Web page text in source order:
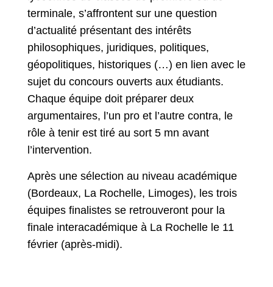
terminale, s’affrontent sur une question
d’actualité présentant des intérêts
philosophiques, juridiques, politiques,
géopolitiques, historiques (…) en lien avec le
sujet du concours ouverts aux étudiants.
Chaque équipe doit préparer deux
argumentaires, l’un pro et l’autre contra, le
rôle à tenir est tiré au sort 5 mn avant
l’intervention.
Après une sélection au niveau académique
(Bordeaux, La Rochelle, Limoges), les trois
équipes finalistes se retrouveront pour la
finale interacadémique à La Rochelle le 11
février (après-midi).